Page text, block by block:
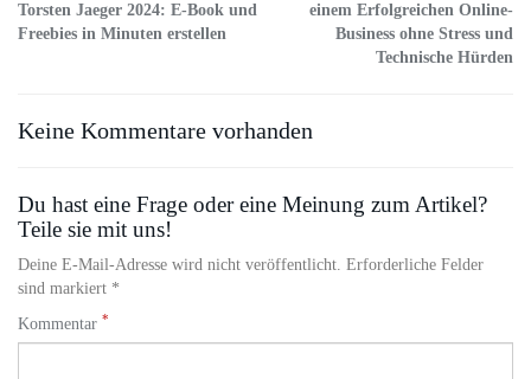
Torsten Jaeger 2024: E-Book und
Freebies in Minuten erstellen
einem Erfolgreichen Online-
Business ohne Stress und
Technische Hürden
Keine Kommentare vorhanden
Du hast eine Frage oder eine Meinung zum Artikel?
Teile sie mit uns!
Deine E-Mail-Adresse wird nicht veröffentlicht. Erforderliche Felder
sind markiert *
Kommentar *